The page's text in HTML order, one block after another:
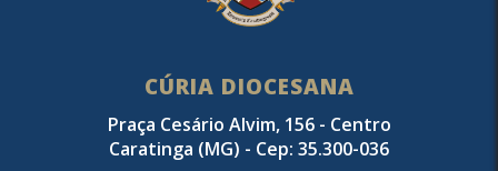
CÚRIA DIOCESANA
Praça Cesário Alvim, 156 - Centro
Caratinga (MG) - Cep: 35.300-036